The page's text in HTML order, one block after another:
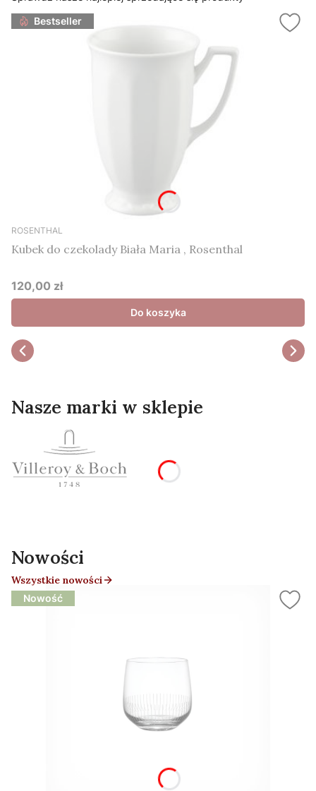
Bestseller
ROSENTHAL
Kubek do czekolady Biała Maria , Rosenthal
Cena
120,00 zł
Do koszyka
Nasze marki w sklepie
Nowości
Wszystkie nowości
Nowość